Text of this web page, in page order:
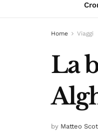
Home Viaggi
La
by Matteo